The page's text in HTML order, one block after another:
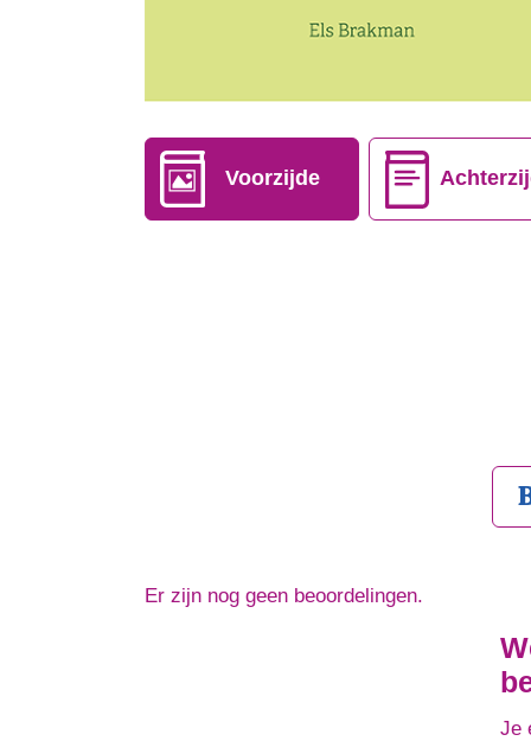
Voorzijde
Er zijn nog geen beoordelingen.
Je